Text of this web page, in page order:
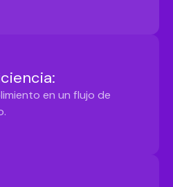
en un flujo de